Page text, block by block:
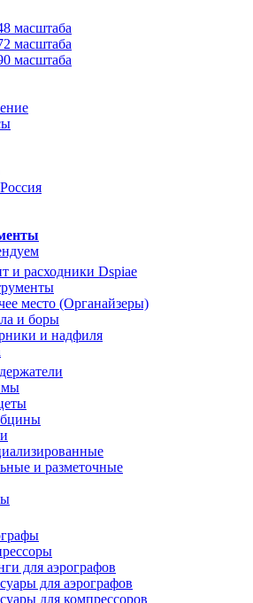
масштаба
масштаба
масштаба
и расходники Dspiae
место (Органайзеры)
и боры
и надфиля
и разметочные
для аэрографов
для аэрографов
для компрессоров